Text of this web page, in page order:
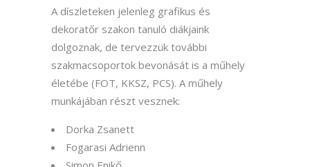
A díszleteken jelenleg grafikus és
dekoratőr szakon tanuló diákjaink
dolgoznak, de tervezzük további
szakmacsoportok bevonását is a műhely
életébe (FOT, KKSZ, PCS). A műhely
munkájában részt vesznek:
Dorka Zsanett
Fogarasi Adrienn